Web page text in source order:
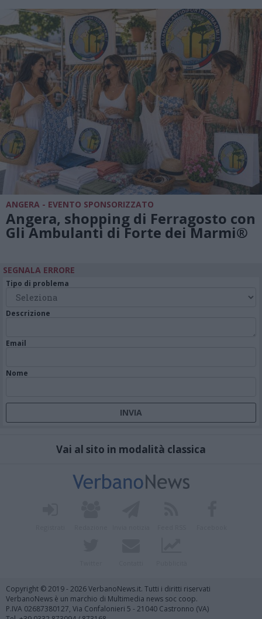
ANGERA - EVENTO SPONSORIZZATO
Angera, shopping di Ferragosto con
Gli Ambulanti di Forte dei Marmi®
SEGNALA ERRORE
Tipo di problema
Descrizione
Email
Nome
Vai al sito in modalità classica
Copyright © 2019 - 2026 VerbanoNews.it. Tutti i diritti riservati
VerbanoNews è un marchio di Multimedia news soc coop.
P.IVA 02687380127, Via Confalonieri 5 - 21040 Castronno (VA)